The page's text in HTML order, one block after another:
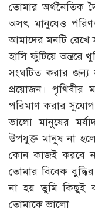
তোমার অর্থনৈতিক
অসৎ মানুষেও
আমাদের মনটি রেখে
হাসি ফুঁটিয়ে অন্তরে
সংঘটিত করার
প্রয়োজন। পৃথিবীর
পরিমাণ করার
ভালো মানুষের
উপযুক্ত মানুষ না
কোন কাজই করবে
তোমার বিবেক
না হয় তুমি কিছুই
তোমাকে ভালো